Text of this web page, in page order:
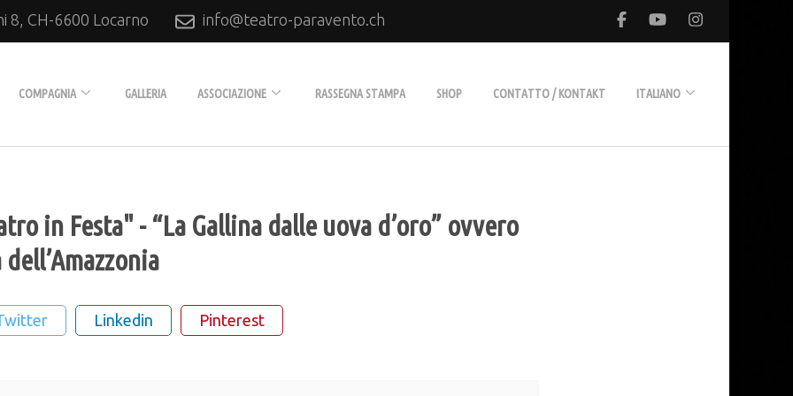
8, CH-6600 Locarno info@teatro-paravento.ch
COMPAGNIA
Produzioni
Collaboratori
GALLERIA ASSOCIAZIONE RASSEGNA STAMPA SHOP CONTATTO / KONTAKT ITALIANO
in Festa" - “La Gallina dalle uova d’oro” ovvero
Linkedin Pinterest